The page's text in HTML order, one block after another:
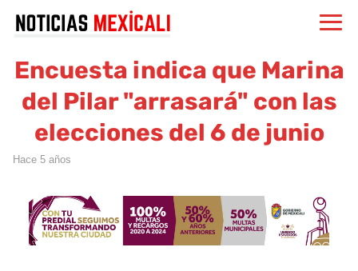
Encuesta indica que Marina
del Pilar "arrasará" con las
elecciones del 6 de junio
hace 5 años